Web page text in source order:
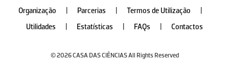
Organização
Parcerias Termos de Utilização
Utilidades
Estatísticas FAQs Contactos
© 2026 CASA DAS CIÊNCIAS All Rights Reserved